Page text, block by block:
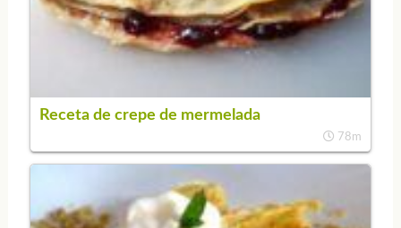
Receta de crepe de mermelada
78m